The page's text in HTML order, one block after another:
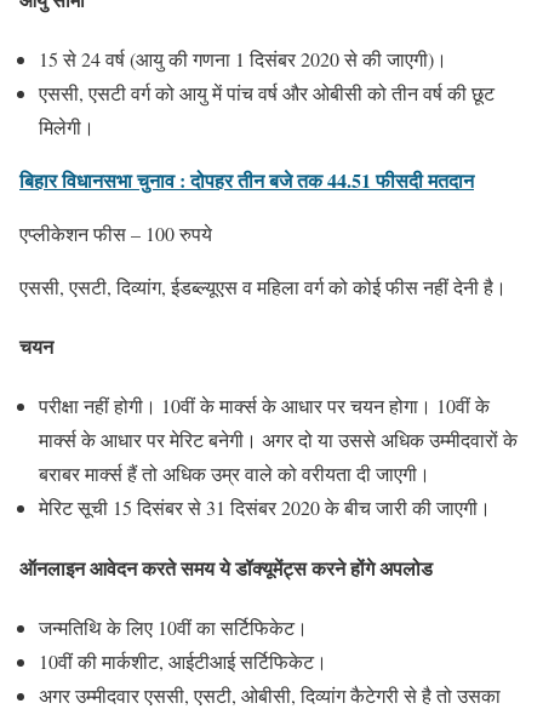
15 से 24 वर्ष (आयु की गणना 1 दिसंबर 2020 से की जाएगी)।
एससी, एसटी वर्ग को आयु में पांच वर्ष और ओबीसी को तीन वर्ष की छूट
मिलेगी।
बिहार विधानसभा चुनाव : दोपहर तीन बजे तक 44.51 फीसदी मतदान
एप्लीकेशन फीस – 100 रुपये
एससी, एसटी, दिव्यांग, ईडब्ल्यूएस व महिला वर्ग को कोई फीस नहीं देनी है।
चयन
परीक्षा नहीं होगी। 10वीं के मार्क्स के आधार पर चयन होगा। 10वीं के
मार्क्स के आधार पर मेरिट बनेगी। अगर दो या उससे अधिक उम्मीदवारों के
बराबर मार्क्स हैं तो अधिक उम्र वाले को वरीयता दी जाएगी।
मेरिट सूची 15 दिसंबर से 31 दिसंबर 2020 के बीच जारी की जाएगी।
ऑनलाइन आवेदन करते समय ये डॉक्यूमेंट्स करने होंगे अपलोड
जन्मतिथि के लिए 10वीं का सर्टिफिकेट।
10वीं की मार्कशीट, आईटीआई सर्टिफिकेट।
अगर उम्मीदवार एससी, एसटी, ओबीसी, दिव्यांग कैटेगरी से है तो उसका